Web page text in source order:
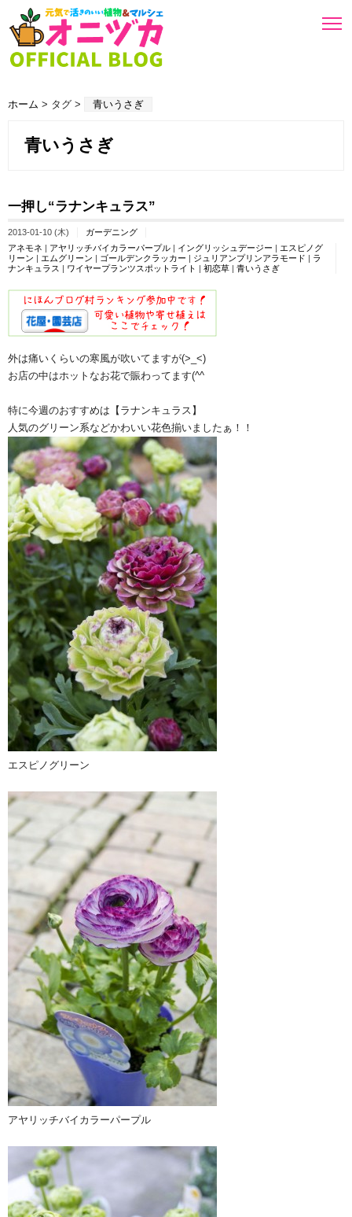
ホーム > タグ > 青いうさぎ
青いうさぎ
一押し“ラナンキュラス”
2013-01-10 (木)
ガーデニング
アネモネ | アヤリッチバイカラーパープル | イングリッシュデージー | エスピノグ
リーン | エムグリーン | ゴールデンクラッカー | ジュリアンプリンアラモード | ラ
ナンキュラス | ワイヤープランツスポットライト | 初恋草 | 青いうさぎ
外は痛いくらいの寒風が吹いてますが(>_<)
お店の中はホットなお花で賑わってます(^^ゞ
特に今週のおすすめは【ラナンキュラス】
人気のグリーン系などかわいい花色揃いましたぁ！！
エスピノグリーン
アヤリッチバイカラーパープル